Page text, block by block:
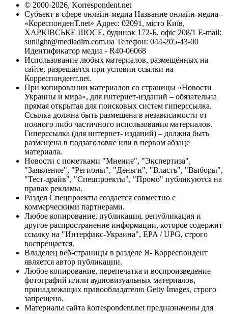
© 2000-2026, Korrespondent.net
Субъект в сфере онлайн-медиа Название онлайн-медиа -
«КореспонденТ.net» Адрес: 02091, місто Київ,
ХАРКІВСЬКЕ ШОСЕ, будинок 172-Б, офіс 208/1 E-mail:
sunlight@mediadim.com.ua Телефон: 044-205-43-00
Идентификатор медиа - R40-06068
Использование любых материалов, размещённых на
сайте, разрешается при условии ссылки на
Корреспондент.net.
При копировании материалов со страницы «Новости
Украины и мира», для интернет-изданий – обязательна
прямая открытая для поисковых систем гиперссылка.
Ссылка должна быть размещена в независимости от
полного либо частичного использования материалов.
Гиперссылка (для интернет- изданий) – должна быть
размещена в подзаголовке или в первом абзаце
материала.
Новости с пометками "Мнение", "Экспертиза",
"Заявление", "Регионы", "Деньги", "Власть", "Выборы",
"Тест-драйв", "Спецпроекты", "Промо" публикуются на
правах рекламы.
Раздел Спецпроекты создается совместно с
коммерческими партнерами.
Любое копирование, публикация, републикация и
другое распространение информации, которое содержит
ссылку на "Интерфакс-Украина", EPA / UPG, строго
воспрещается.
Владелец веб-страницы в разделе Я- Корреспондент
является автор публикации.
Любое копирование, перепечатка и воспроизведение
фотографий и/или аудиовизуальных материалов,
принадлежащих правообладателю Getty Images, строго
запрещено.
Материалы сайта korrespondent.net предназначены для